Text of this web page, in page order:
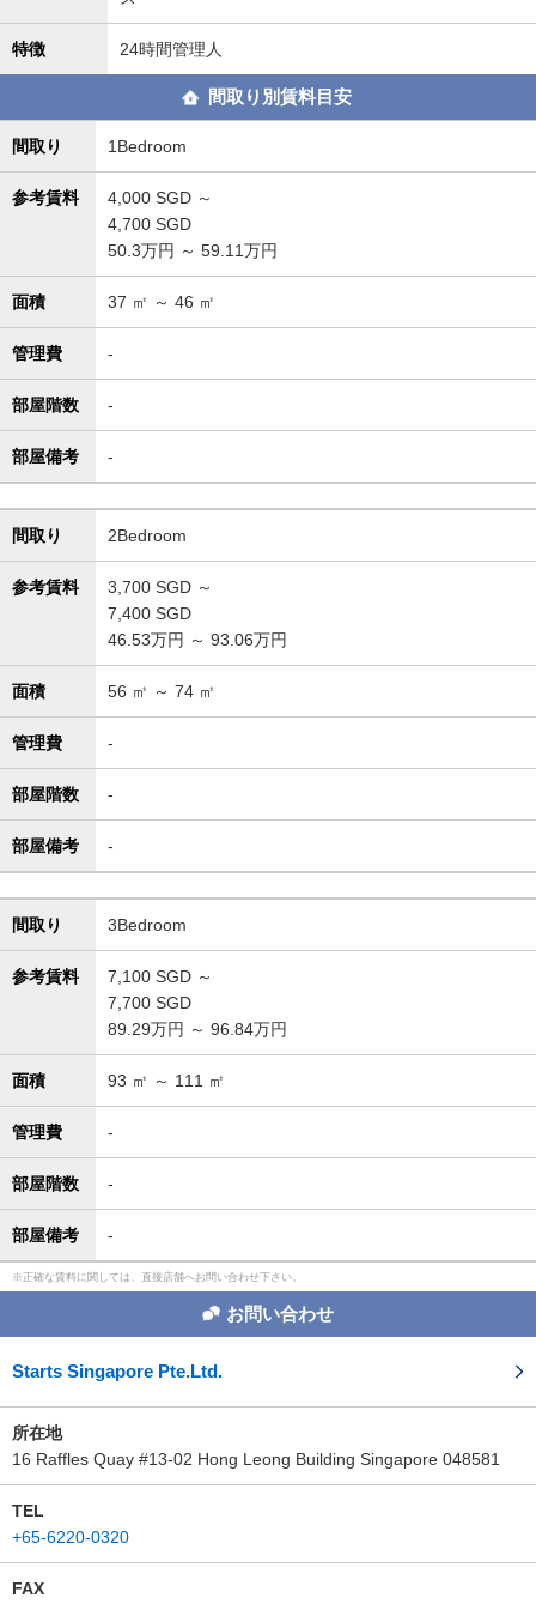
特徴 24時間管理人
間取り別賃料目安
間取り 1Bedroom
参考賃料 4,000 SGD ～
4,700 SGD
50.3万円 ～ 59.11万円
面積 37 ㎡ ～ 46 ㎡
管理費 -
部屋階数 -
部屋備考 -
間取り 2Bedroom
参考賃料 3,700 SGD ～
7,400 SGD
46.53万円 ～ 93.06万円
面積 56 ㎡ ～ 74 ㎡
管理費 -
部屋階数 -
部屋備考 -
間取り 3Bedroom
参考賃料 7,100 SGD ～
7,700 SGD
89.29万円 ～ 96.84万円
面積 93 ㎡ ～ 111 ㎡
管理費 -
部屋階数 -
部屋備考 -
正確な賃料に関しては、直接店舗へお問い合わせ下さい。
お問い合わせ
Starts Singapore Pte.Ltd.
所在地
16 Raffles Quay #13-02 Hong Leong Building Singapore 048581
TEL
+65-6220-0320
FAX